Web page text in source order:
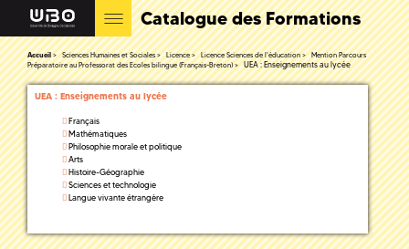
Catalogue des Formations
Accueil Sciences Humaines et Sociales Licence Licence Sciences de l'éducation
Mention Parcours
Préparatoire au Professorat des Ecoles bilingue (Français-Breton)
UEA : Enseignements au lycée
UEA : Enseignements au lycée
Français
Mathématiques
Philosophie morale et politique
Arts
Histoire-Géographie
Sciences et technologie
Langue vivante étrangère